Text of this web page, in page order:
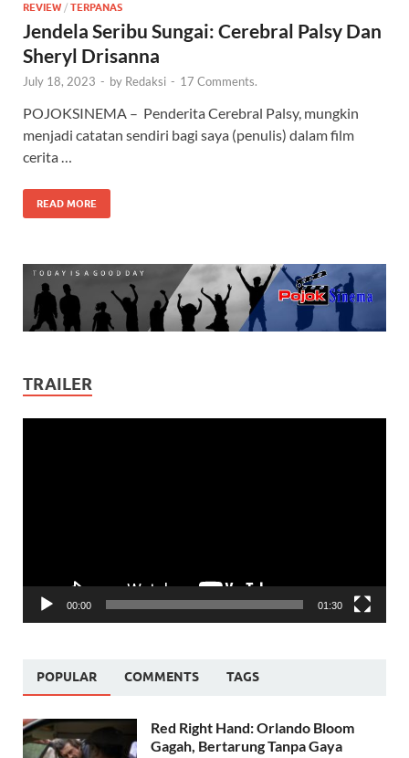
REVIEW / TERPANAS
Jendela Seribu Sungai: Cerebral Palsy Dan
Sheryl Drisanna
July 18, 2023 - by Redaksi - 17 Comments.
POJOKSINEMA – Penderita Cerebral Palsy, mungkin
menjadi catatan sendiri bagi saya (penulis) dalam film
cerita …
READ MORE
TRAILER
00:00 01:30
POPULAR COMMENTS TAGS
Red Right Hand: Orlando Bloom
Gagah, Bertarung Tanpa Gaya